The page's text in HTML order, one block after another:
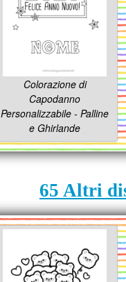
Colorazione di
Capodanno
Personalizzabile - Palline
e Ghirlande
65 Altri